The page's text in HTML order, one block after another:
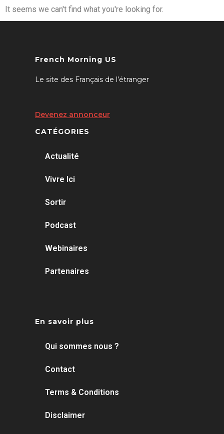
It seems we can't find what you're looking for.
French Morning US
Le site des Français de l’étranger
Devenez annonceur
CATÉGORIES
Actualité
Vivre Ici
Sortir
Podcast
Webinaires
Partenaires
En savoir plus
Qui sommes nous ?
Contact
Terms & Conditions
Disclaimer